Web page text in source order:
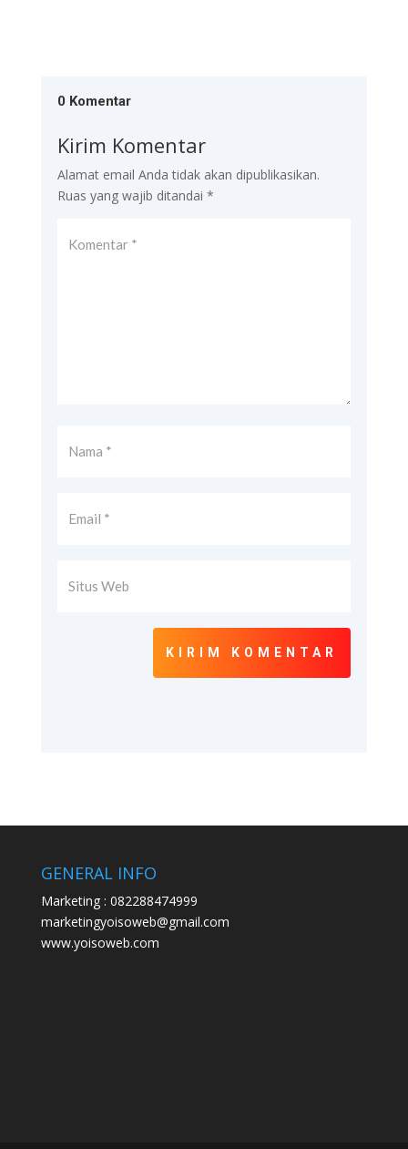
0 Komentar
Kirim Komentar
Alamat email Anda tidak akan dipublikasikan.
Ruas yang wajib ditandai *
KIRIM KOMENTAR
GENERAL INFO
Marketing : 082288474999
marketingyoisoweb@gmail.com
www.yoisoweb.com